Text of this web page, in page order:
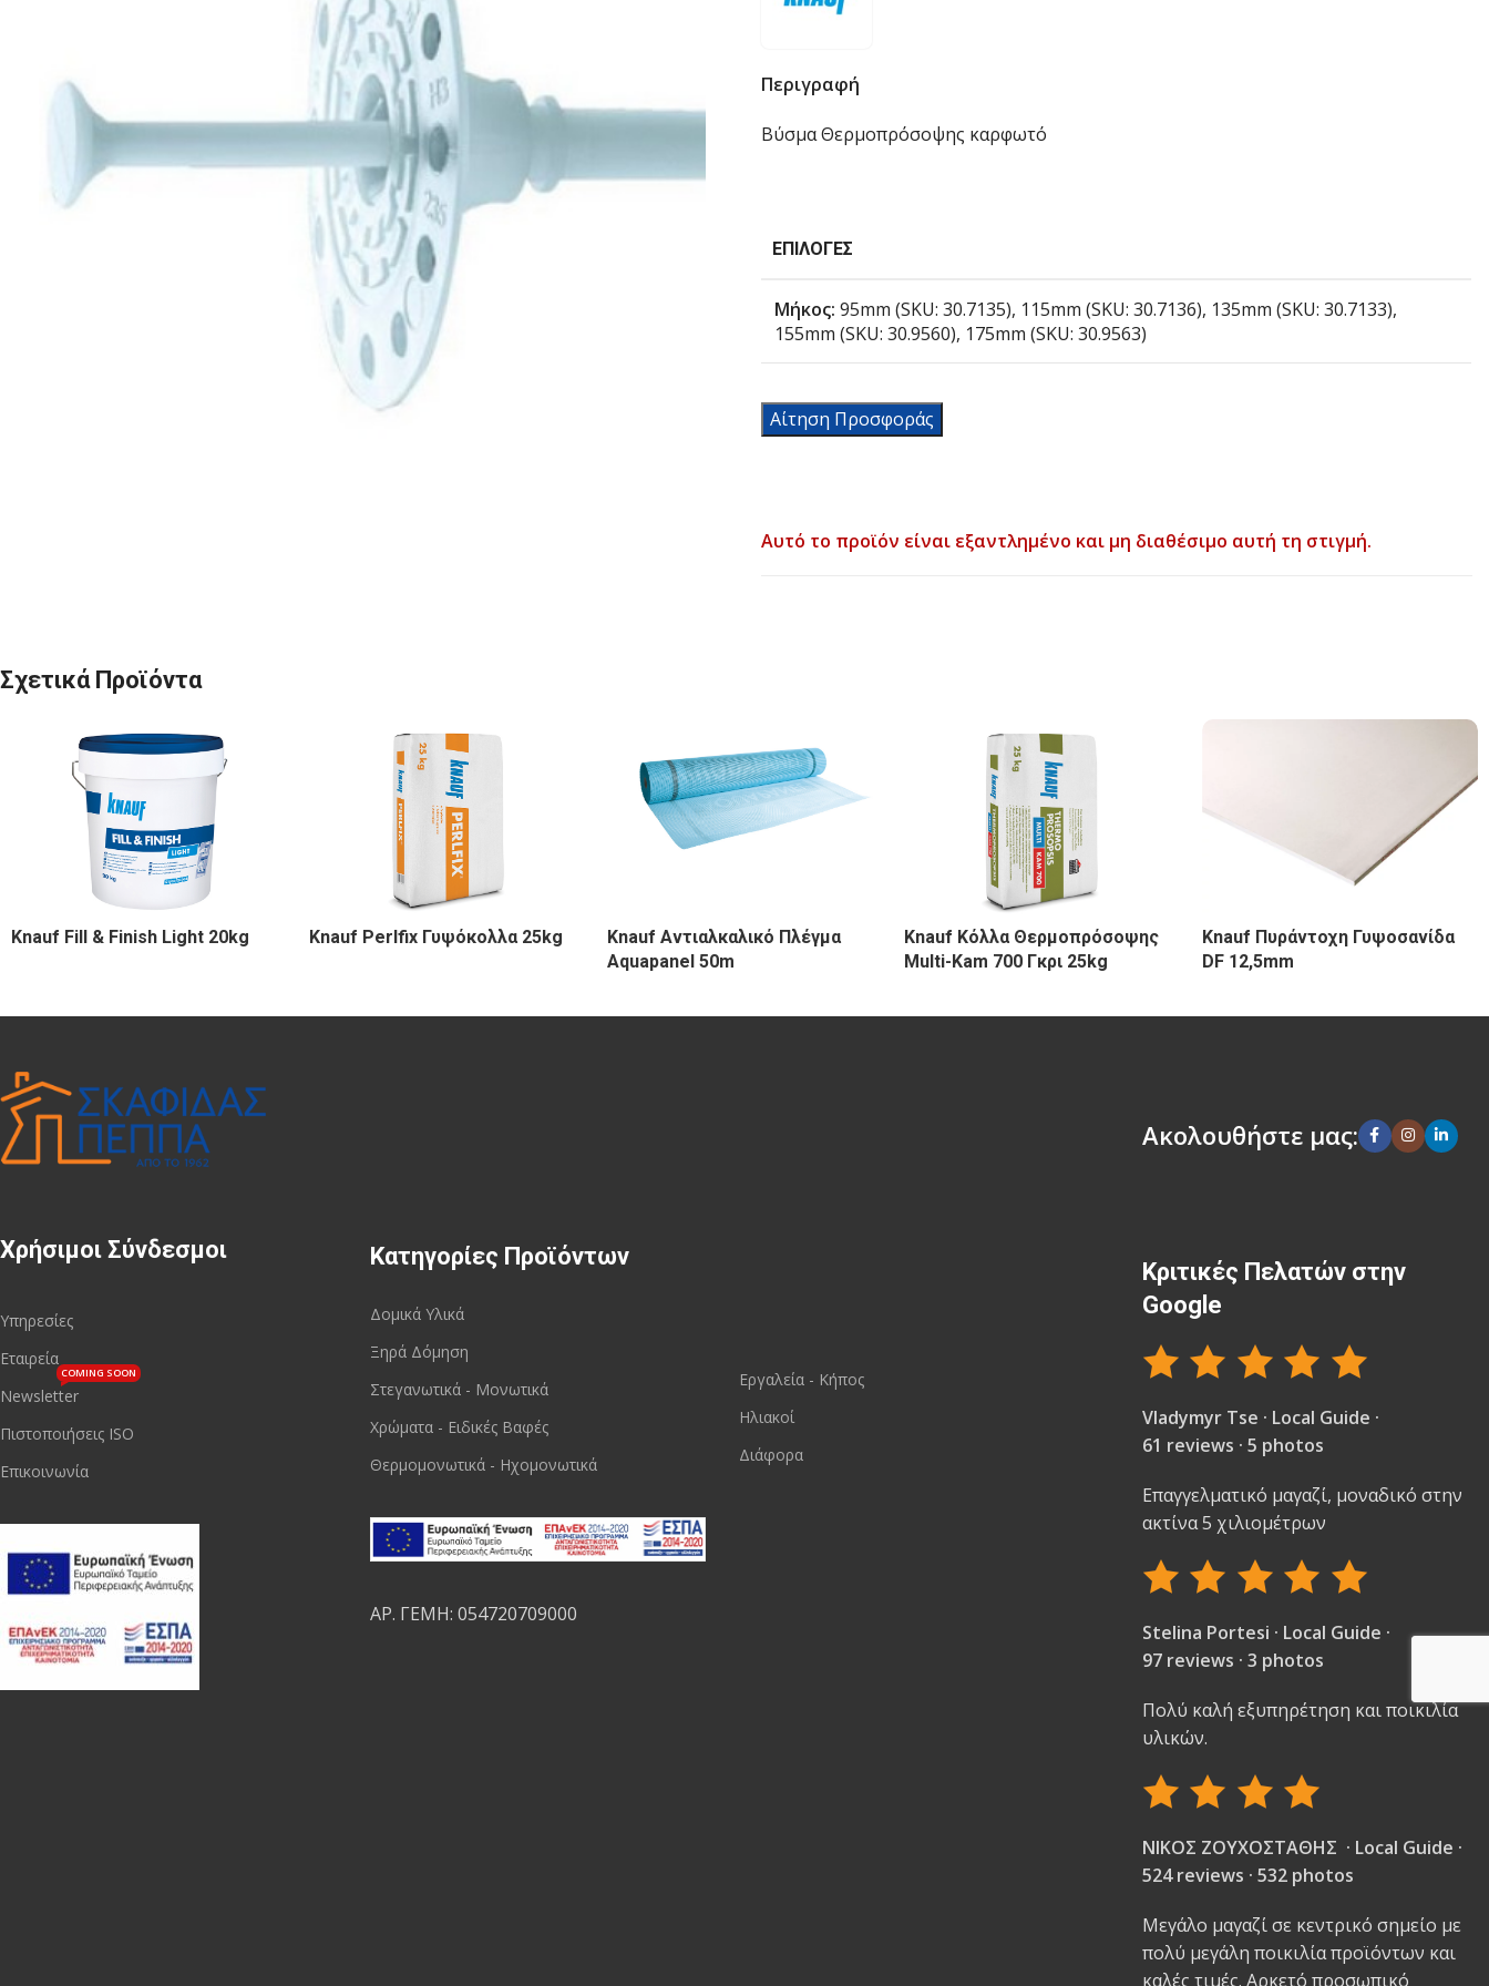
Περιγραφή
Βύσμα Θερμοπρόσοψης καρφωτό
ΕΠΙΛΟΓΈΣ
Μήκος: 95mm (SKU: 30.7135), 115mm (SKU: 30.7136), 135mm (SKU: 30.7133),
155mm (SKU: 30.9560), 175mm (SKU: 30.9563)
Αίτηση Προσφοράς
Αυτό το προϊόν είναι εξαντλημένο και μη διαθέσιμο αυτή τη στιγμή.
Σχετικά Προϊόντα
Knauf Fill & Finish Light 20kg Knauf Perlfix Γυψόκολλα 25kg
Knauf Αντιαλκαλικό Πλέγμα
Aquapanel 50m
Knauf Κόλλα Θερμοπρόσοψης
Multi-Kam 700 Γκρι 25kg
Knauf Πυράντοχη Γυψοσανίδα
DF 12,5mm
Χρήσιμοι Σύνδεσμοι
Υπηρεσίες
Εταιρεία
Newsletter
COMING SOON
Πιστοποιήσεις ISO
Επικοινωνία
Κατηγορίες Προϊόντων
Δομικά Υλικά
Ξηρά Δόμηση
Στεγανωτικά - Μονωτικά
Χρώματα - Ειδικές Βαφές
Θερμομονωτικά - Ηχομονωτικά
ΑΡ. ΓΕΜΗ: 054720709000
Εργαλεία - Κήπος
Ηλιακοί
Διάφορα
Ακολουθήστε μας:
Κριτικές Πελατών στην
Google
Vladymyr Tse · Local Guide ·
61 reviews · 5 photos
Επαγγελματικό μαγαζί, μοναδικό στην
ακτίνα 5 χιλιομέτρων
Stelina Portesi · Local Guide ·
97 reviews · 3 photos
Πολύ καλή εξυπηρέτηση και ποικιλία
υλικών.
ΝΙΚΟΣ ΖΟΥΧΟΣΤΑΘΗΣ · Local Guide ·
524 reviews · 532 photos
Μεγάλο μαγαζί σε κεντρικό σημείο με
πολύ μεγάλη ποικιλία προϊόντων και
καλές τιμές. Αρκετό προσωπικό